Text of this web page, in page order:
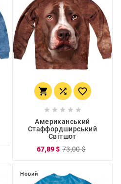
  
    
Американський
Стаффордширський
Світшот
67,89 $ 73,00 $
Новий